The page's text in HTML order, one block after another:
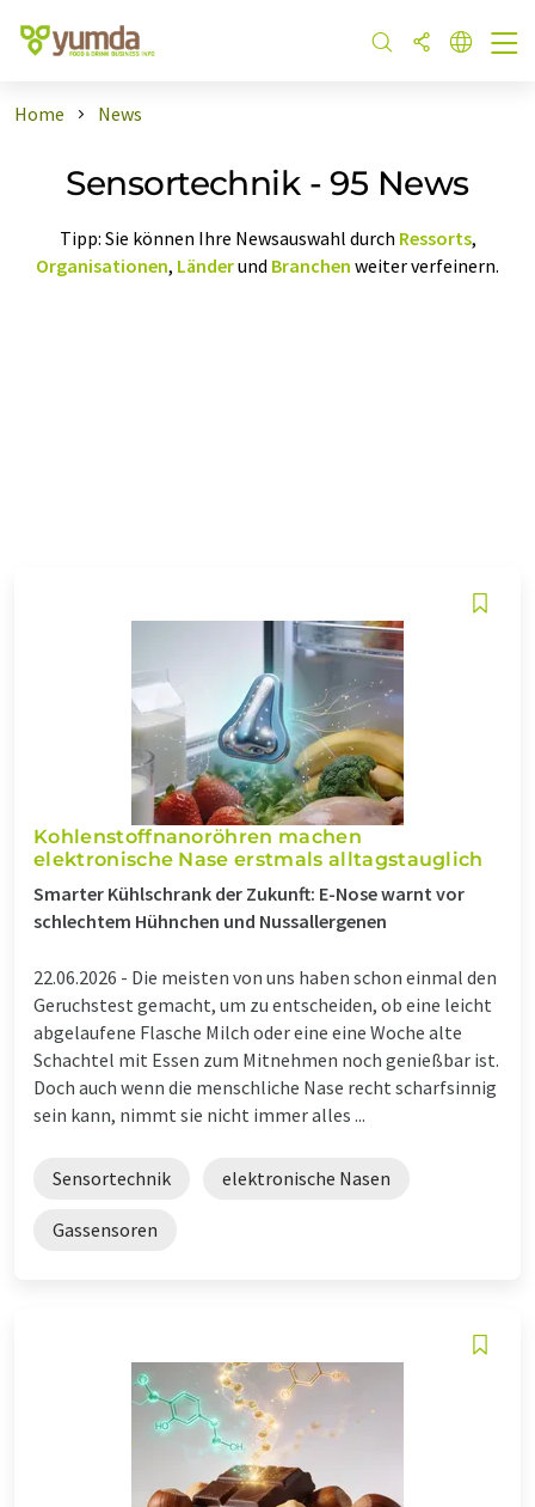
Home News
Sensortechnik - 95 News
Tipp: Sie können Ihre Newsauswahl durch Ressorts,
Organisationen, Länderund Branchen weiter verfeinern.
Kohlenstoffnanoröhren machen
elektronische Nase erstmals alltagstauglich
Smarter Kühlschrank der Zukunft: E-Nose warnt vor
schlechtem Hühnchen und Nussallergenen
22.06.2026 - Die meisten von uns haben schon einmal den
Geruchstest gemacht, um zu entscheiden, ob eine leicht
abgelaufene Flasche Milch oder eine eine Woche alte
Schachtel mit Essen zum Mitnehmen noch genießbar ist.
Doch auch wenn die menschliche Nase recht scharfsinnig
sein kann, nimmt sie nicht immer alles ...
Sensortechnik elektronische Nasen
Gassensoren